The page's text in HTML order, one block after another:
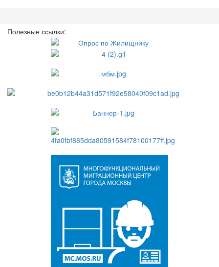
Полезные ссылки: